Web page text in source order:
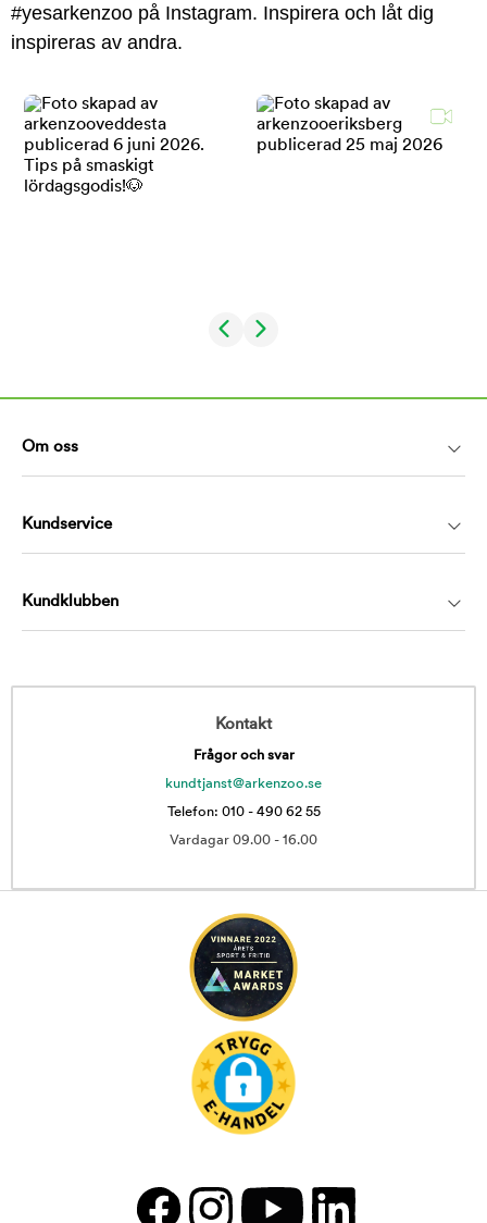
#yesarkenzoo på Instagram. Inspirera och låt dig
inspireras av andra.
Om oss
Kundservice
Kundklubben
Kontakt
Frågor och svar
kundtjanst@arkenzoo.se
Telefon: 010 - 490 62 55
Vardagar 09.00 - 16.00